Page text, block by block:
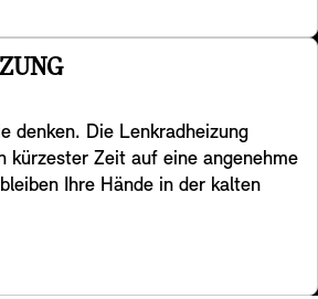
von Funktionen
Bestimmungen.
denken. Die Lenkradheizung
kürzester Zeit auf eine angenehme
Ihre Hände in der kalten
sind.